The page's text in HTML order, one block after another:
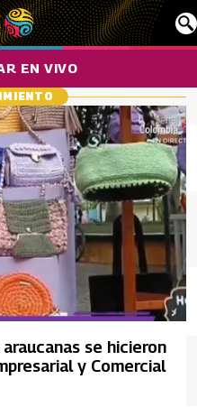
EN VIVO
se hicieron
y Comercial